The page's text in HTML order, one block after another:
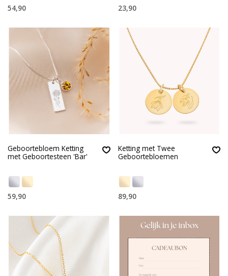
54,90 23,90
Geboortebloem Ketting
met Geboortesteen 'Bar'
59,90
Ketting met Twee
Geboortebloemen
89,90